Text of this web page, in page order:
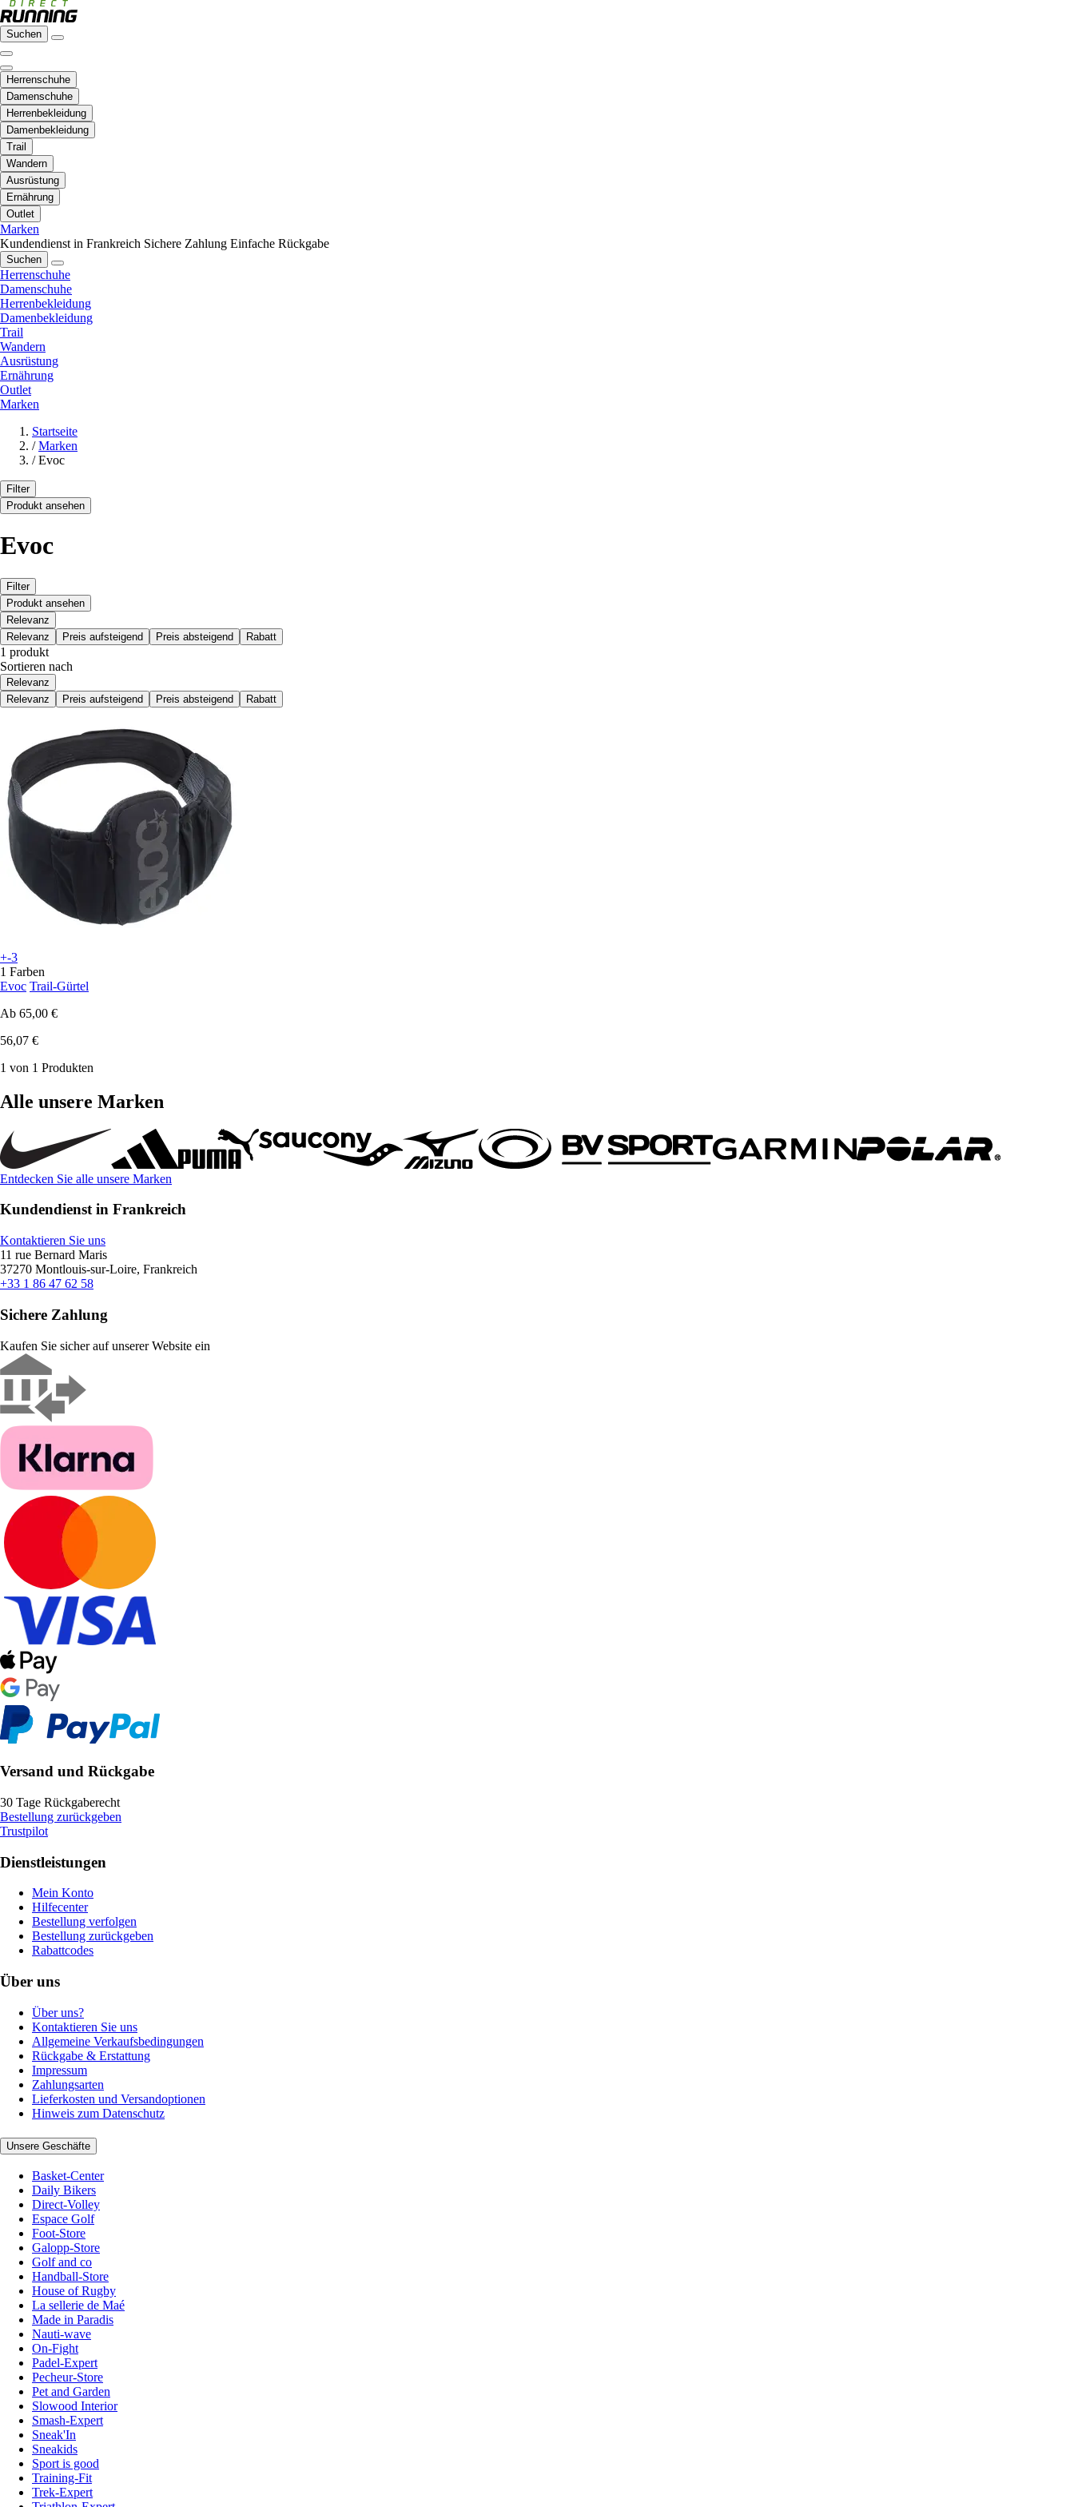
Suchen
Herrenschuhe
Damenschuhe
Herrenbekleidung
Damenbekleidung
Trail
Wandern
Ausrüstung
Ernährung
Outlet
Marken
Kundendienst in Frankreich Sichere Zahlung Einfache Rückgabe
Suchen
Herrenschuhe
Damenschuhe
Herrenbekleidung
Damenbekleidung
Trail
Wandern
Ausrüstung
Ernährung
Outlet
Marken
Startseite
/ Marken
/ Evoc
Filter
Produkt ansehen
Evoc
Filter
Produkt ansehen
Relevanz
Relevanz
Preis aufsteigend Preis absteigend Rabatt
1 produkt
Sortieren nach
Relevanz
Relevanz
Preis aufsteigend Preis absteigend Rabatt
+-3
1 Farben
Evoc Trail-Gürtel
Ab 65,00 €
56,07 €
1 von 1 Produkten
Alle unsere Marken
Entdecken Sie alle unsere Marken
Kundendienst in Frankreich
Kontaktieren Sie uns
11 rue Bernard Maris
37270 Montlouis-sur-Loire, Frankreich
+33 1 86 47 62 58
Sichere Zahlung
Kaufen Sie sicher auf unserer Website ein
Versand und Rückgabe
30 Tage Rückgaberecht
Bestellung zurückgeben
Trustpilot
Dienstleistungen
Mein Konto
Hilfecenter
Bestellung verfolgen
Bestellung zurückgeben
Rabattcodes
Über uns
Über uns?
Kontaktieren Sie uns
Allgemeine Verkaufsbedingungen
Rückgabe & Erstattung
Impressum
Zahlungsarten
Lieferkosten und Versandoptionen
Hinweis zum Datenschutz
Unsere Geschäfte
Basket-Center
Daily Bikers
Direct-Volley
Espace Golf
Foot-Store
Galopp-Store
Golf and co
Handball-Store
House of Rugby
La sellerie de Maé
Made in Paradis
Nauti-wave
On-Fight
Padel-Expert
Pecheur-Store
Pet and Garden
Slowood Interior
Smash-Expert
Sneak'In
Sneakids
Sport is good
Training-Fit
Trek-Expert